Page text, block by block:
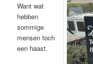
Want wat
hebben
sommige
mensen toch
een haast.